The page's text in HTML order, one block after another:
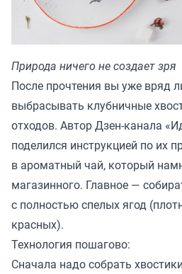
Природа ничего не создает зря
После прочтения вы уже вряд
выбрасывать клубничные
отходов. Автор Дзен-канала «
поделился инструкцией по их
в ароматный чай, который
магазинного. Главное —
с полностью спелых ягод
красных).
Технология пошагово:
Сначала надо собрать